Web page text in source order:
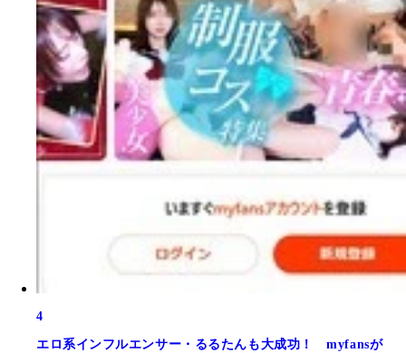
4
エロ系インフルエンサー・るるたんも大成功！ myfansが